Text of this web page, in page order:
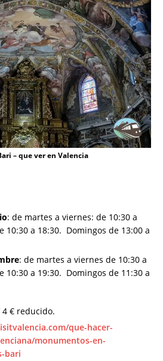
– que ver en Valencia
: de martes a viernes: de 10:30 a
10:30 a 18:30. Domingos de 13:00 a
: de martes a viernes de 10:30 a
10:30 a 19:30. Domingos de 11:30 a
€ reducido.
que-hacer-
monumentos-en-
bari